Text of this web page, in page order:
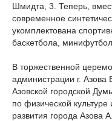
Шмидта, 3. Теперь,
современное
укомплектована
баскетбола,
В торжественной
администрации г.
Азовской городской
по физической
развития города Азова